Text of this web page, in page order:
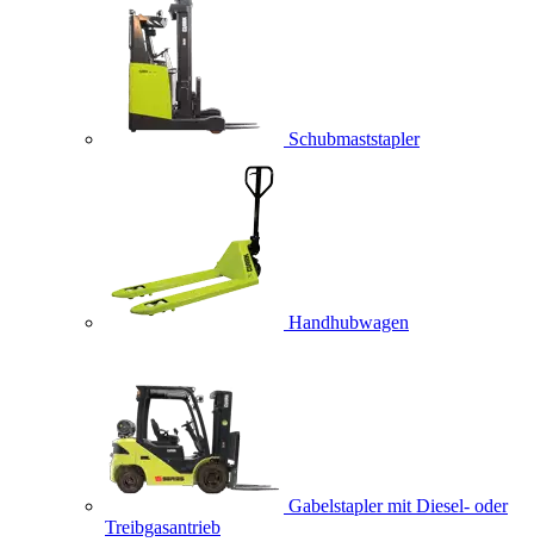
Schubmaststapler
Handhubwagen
Gabelstapler mit Diesel- oder
Treibgasantrieb